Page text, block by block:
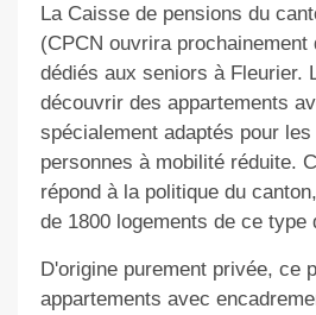
La Caisse de pensions du
(CPCN ouvrira prochainement
dédiés aux seniors à Fleurier.
découvrir des appartements
spécialement adaptés pour
personnes à mobilité réduite.
répond à la politique du
de 1800 logements de ce type
D'origine purement privée, ce
appartements avec